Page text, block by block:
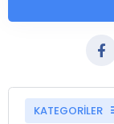
KATEGORİLER